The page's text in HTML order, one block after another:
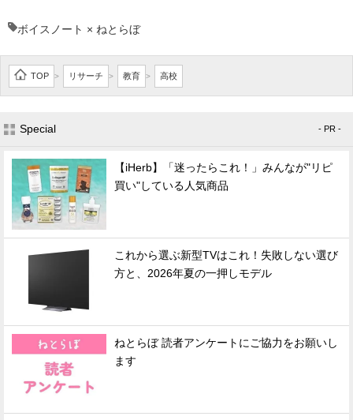
ボイスノート × ねとらぼ
TOP > リサーチ > 教育 > 高校
Special - PR -
【iHerb】「迷ったらこれ！」みんなが"リピ
買い"している人気商品
これから選ぶ新型TVはこれ！失敗しない選び
方と、2026年夏の一押しモデル
ねとらぼ 読者アンケートにご協力をお願いし
ます